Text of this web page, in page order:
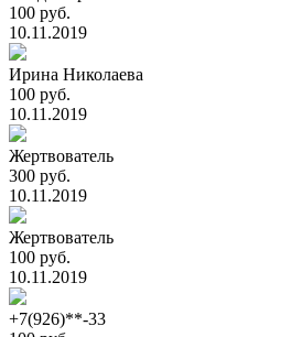
100 руб.
10.11.2019
Ирина Николаева
100 руб.
10.11.2019
Жертвователь
300 руб.
10.11.2019
Жертвователь
100 руб.
10.11.2019
+7(926)**-33